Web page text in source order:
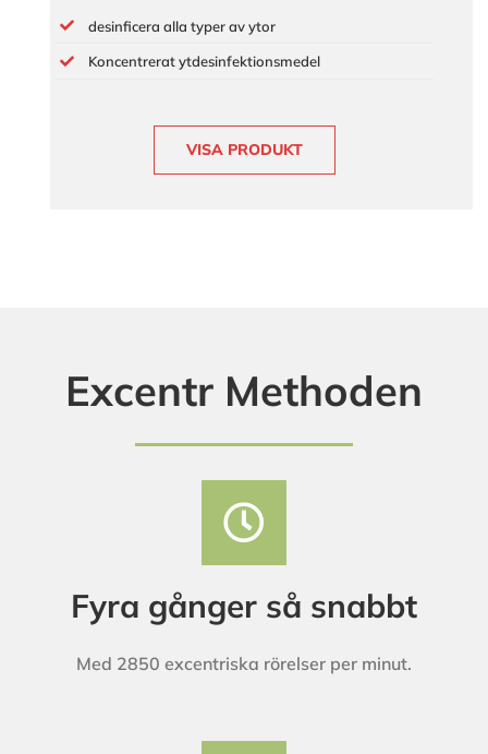
desinficera alla typer av ytor
Koncentrerat ytdesinfektionsmedel
VISA PRODUKT
Excentr Methoden
Fyra gånger så snabbt
Med 2850 excentriska rörelser per minut.